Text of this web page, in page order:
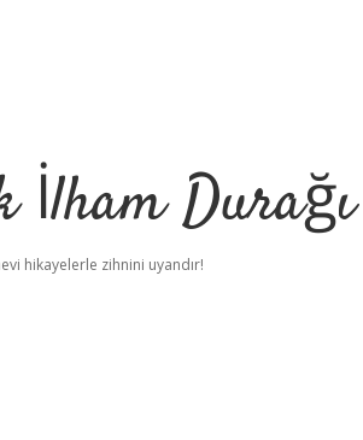
İlham Durağı
hikayelerle zihnini uyandır!